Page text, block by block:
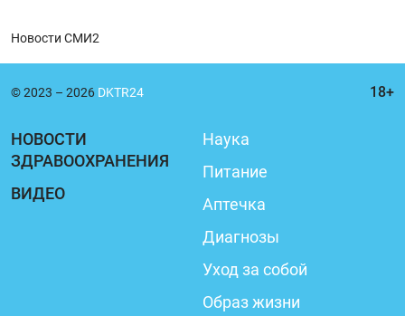
Новости СМИ2
© 2023 – 2026 DKTR24
НОВОСТИ
ЗДРАВООХРАНЕНИЯ
ВИДЕО
Наука
Питание
Аптечка
Диагнозы
Уход за собой
Образ жизни